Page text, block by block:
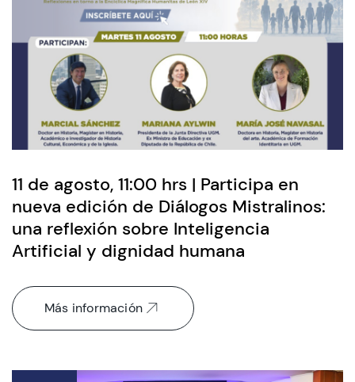
11 de agosto, 11:00 hrs | Participa en
nueva edición de Diálogos Mistralinos:
una reflexión sobre Inteligencia
Artificial y dignidad humana
Más información